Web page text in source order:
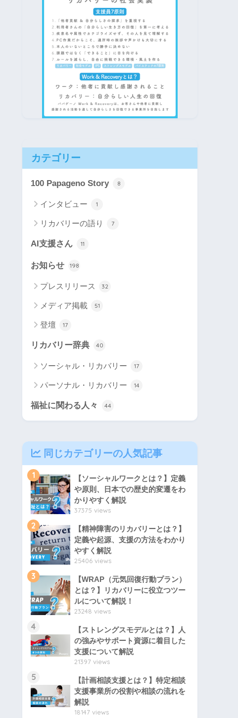
カテゴリー
100 Papageno Story 8
インタビュー 1
リカバリーの語り 7
AI支援さん 11
お知らせ 198
プレスリリース 32
メディア掲載 51
登壇 17
リカバリー辞典 40
ソーシャル・リカバリー 17
パーソナル・リカバリー 14
福祉に関わる人々 44
同じカテゴリーの人気記事
1
【ソーシャルワークとは？】定義
や原則、日本での歴史的変遷をわ
かりやすく解説
37375 views
2
【精神障害のリカバリーとは？】
定義や起源、支援の方法をわかり
やすく解説
25406 views
3
【WRAP（元気回復行動プラン）
とは？】リカバリーに役立つツー
ルについて解説！
23248 views
4
【ストレングスモデルとは？】人
の強みやサポート資源に着目した
支援について解説
21397 views
5
【計画相談支援とは？】特定相談
支援事業所の役割や相談の流れを
解説
18147 views